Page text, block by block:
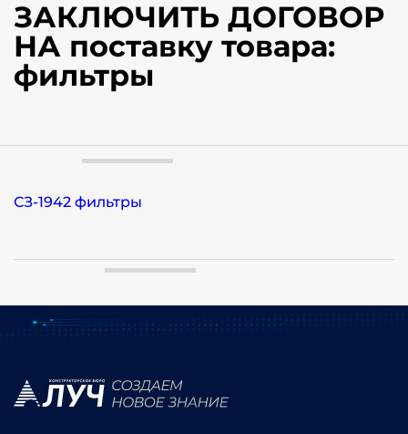
ЗАКЛЮЧИТЬ ДОГОВОР
НА поставку товара:
фильтры
СЗ-1942 фильтры